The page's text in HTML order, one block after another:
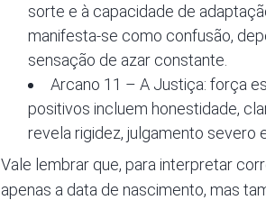
sorte e à capacidade de
manifesta-se como confusão,
sensação de azar constante.
Arcano 11 – A Justiça: força
positivos incluem honestidade,
revela rigidez, julgamento severo
Vale lembrar que, para interpretar
apenas a data de nascimento, mas